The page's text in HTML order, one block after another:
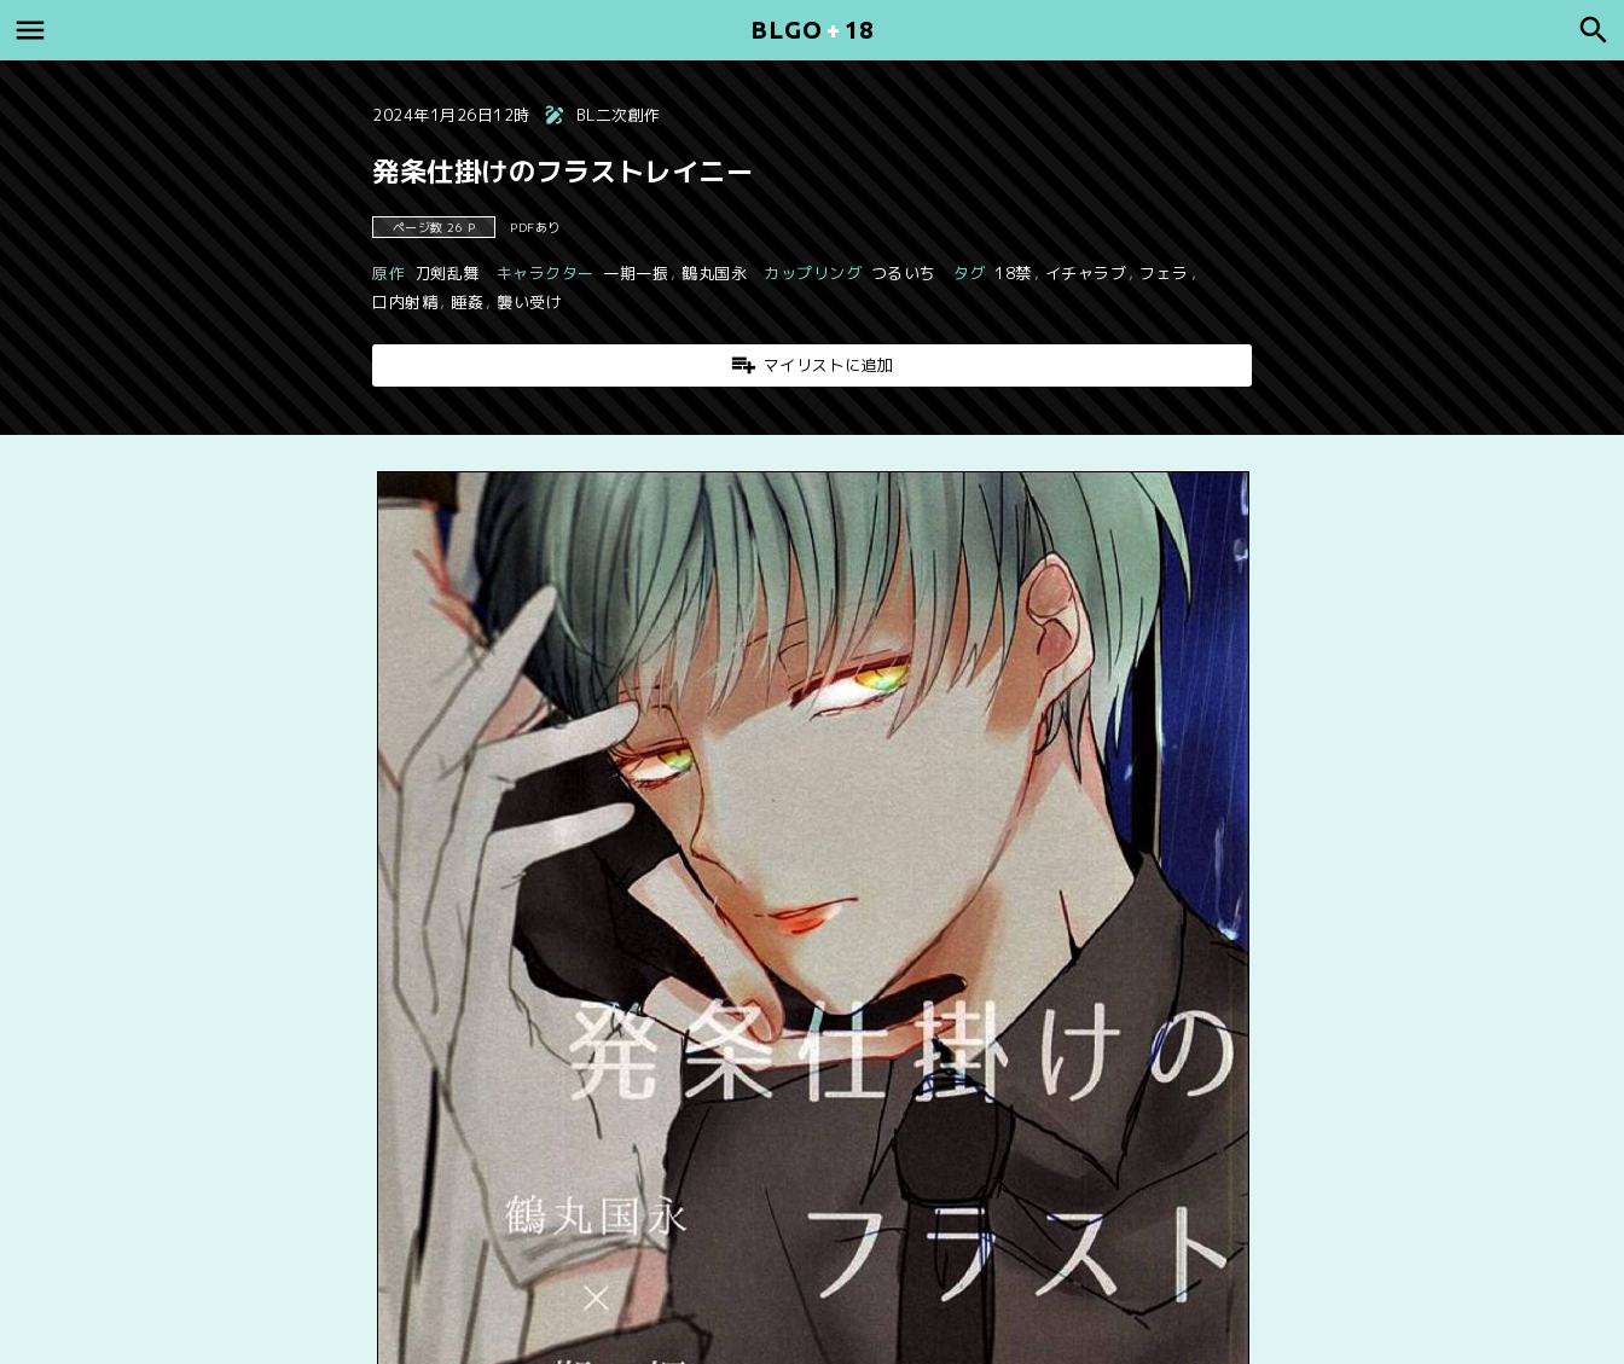
BLGO + 18
2024年1月26日12時 BL二次創作
発条仕掛けのフラストレイニー
ページ数 26 P PDFあり
原作 刀剣乱舞 キャラクター 一期一振 , 鶴丸国永 カップリング つるいち タグ 18禁 , イチャラブ, フェラ ,
口内射精, 睡姦, 襲い受け
マイリストに追加